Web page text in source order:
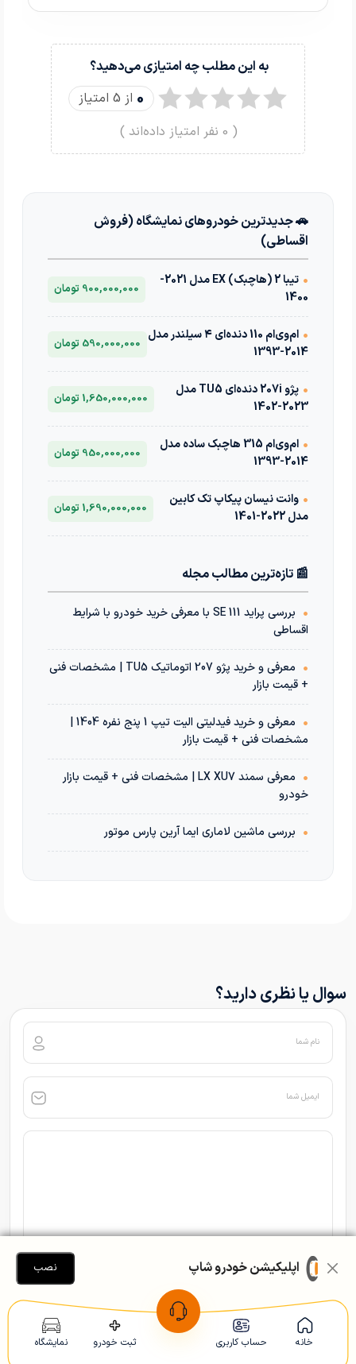
به این مطلب چه امتیازی می‌دهید؟
0 از 5 امتیاز
(
0 نفر امتیاز داده‌اند )
🚗 جدیدترین خودروهای نمایشگاه (فروش
اقساطی)
•
تیبا 2 (هاچبک) EX مدل 2021-
1400
900,000,000 تومان
•
ام‌وی‌ام 110 دنده‌ای ۴ سیلندر مدل
2014-1393
590,000,000 تومان
•
پژو 207i دنده‌ای TU5 مدل
2023-1402
1,650,000,000 تومان
•
ام‌وی‌ام 315 هاچبک ساده مدل
2014-1393
950,000,000 تومان
• وانت نیسان پیکاپ تک کابین
مدل 2022-1401
1,690,000,000 تومان
📰 تازه‌ترین مطالب مجله
•
بررسی پراید 111 SE با معرفی خرید خودرو با شرایط
اقساطی
•
معرفی و خرید پژو 207 اتوماتیک TU5 | مشخصات فنی
+ قیمت بازار
•
معرفی و خرید فیدلیتی الیت تیپ 1 پنج نفره 1404 |
مشخصات فنی + قیمت بازار
•
معرفی سمند LX XU7 | مشخصات فنی + قیمت بازار
خودرو
• بررسی ماشین لاماری ایما آرین پارس موتور
سوال یا نظری دارید؟
نام شما
ایمیل شما
خانه حساب کاربری ثبت خودرو نمایشگاه
اپلیکیشن خودرو شاپ نصب